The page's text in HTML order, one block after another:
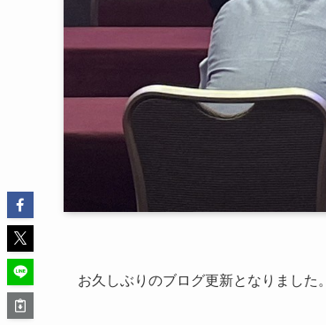
お久しぶりのブログ更新となりました。